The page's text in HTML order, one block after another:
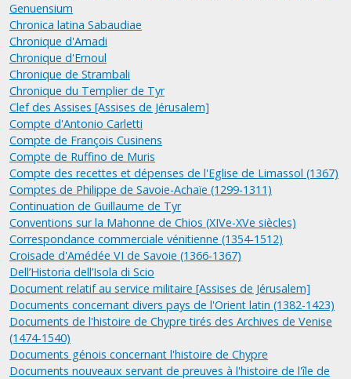
Genuensium
Chronica latina Sabaudiae
Chronique d'Amadi
Chronique d'Ernoul
Chronique de Strambali
Chronique du Templier de Tyr
Clef des Assises [Assises de Jérusalem]
Compte d'Antonio Carletti
Compte de François Cusinens
Compte de Ruffino de Muris
Compte des recettes et dépenses de l'Eglise de Limassol (1367)
Comptes de Philippe de Savoie-Achaïe (1299-1311)
Continuation de Guillaume de Tyr
Conventions sur la Mahonne de Chios (XIVe-XVe siècles)
Correspondance commerciale vénitienne (1354-1512)
Croisade d'Amédée VI de Savoie (1366-1367)
Dell’Historia dell’Isola di Scio
Document relatif au service militaire [Assises de Jérusalem]
Documents concernant divers pays de l'Orient latin (1382-1423)
Documents de l'histoire de Chypre tirés des Archives de Venise
(1474-1540)
Documents génois concernant l'histoire de Chypre
Documents nouveaux servant de preuves à l'histoire de l'île de